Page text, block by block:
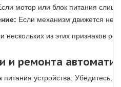
мотор или блок питания
Если механизм движется
нескольких из этих признаков
и ремонта
устройства. Убедитесь,